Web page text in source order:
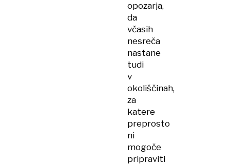
opozarja,
da
včasih
nesreča
nastane
tudi
v
okoliščinah,
za
katere
preprosto
ni
mogoče
pripraviti